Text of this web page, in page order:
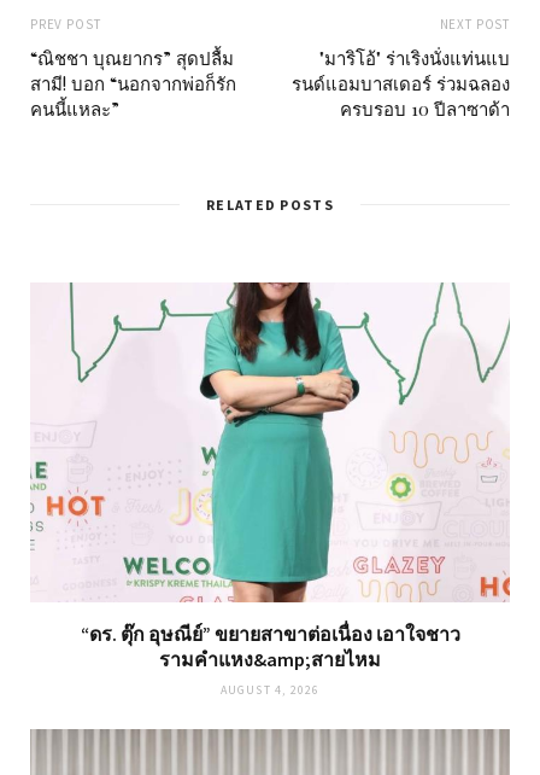
PREV POST
“ณิชชา บุณยากร” สุดปลื้ม
สามี! บอก “นอกจากพ่อก็รัก
คนนี้แหละ”
NEXT POST
"มาริโอ้" ร่าเริงนั่งแท่นแบ
รนด์แอมบาสเดอร์ ร่วมฉลอง
ครบรอบ 10 ปีลาซาด้า
RELATED POSTS
“ดร. ตุ๊ก อุษณีย์” ขยายสาขาต่อเนื่อง เอาใจชาว
รามคำแหง&amp;สายไหม
AUGUST 4, 2026